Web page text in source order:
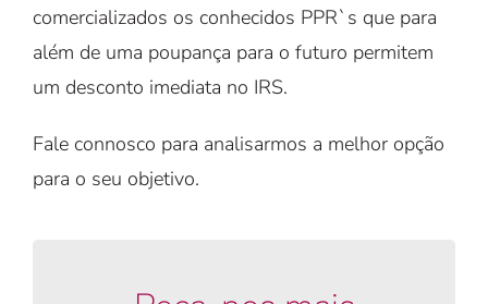
comercializados os conhecidos PPR`s que para
além de uma poupança para o futuro permitem
um desconto imediata no IRS.
Fale connosco para analisarmos a melhor opção
para o seu objetivo.